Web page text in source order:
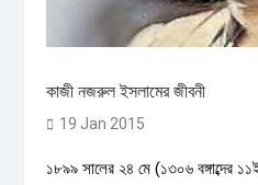
কাজী নজরুল ইসলামের জীবনী
19 Jan 2015
১৮৯৯ সালের ২৪ মে (১৩০৬ বঙ্গাব্দের ১১ই